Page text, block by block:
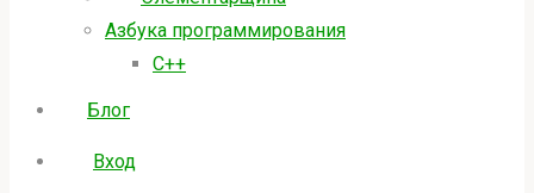
Азбука программирования
C++
Блог
Вход